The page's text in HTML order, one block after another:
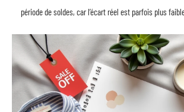
période de soldes, car l’écart réel est parfois plus